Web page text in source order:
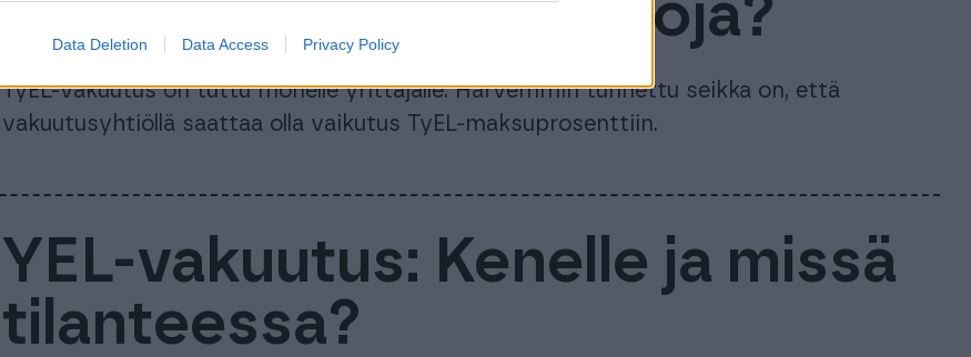
Data Deletion Data Access Privacy Policy
vakuutusmaksuissa eroja?
TyEL-vakuutus on tuttu monelle yrittäjälle. Harvemmin tunnettu seikka on, että
vakuutusyhtiöllä saattaa olla vaikutus TyEL-maksuprosenttiin.
YEL-vakuutus: Kenelle ja missä
tilanteessa?